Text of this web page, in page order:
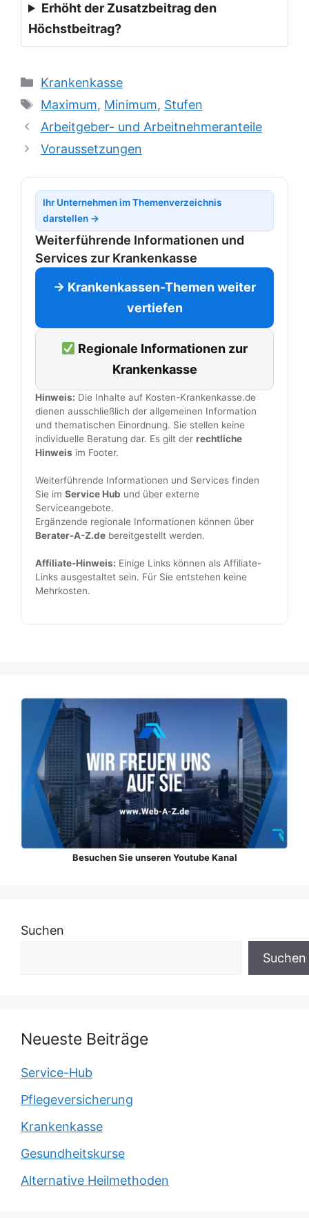
Erhöht der Zusatzbeitrag den
Höchstbeitrag?
Kategorien
Krankenkasse
Schlagwörter
Maximum, Minimum, Stufen
Arbeitgeber- und Arbeitnehmeranteile
Voraussetzungen
Ihr Unternehmen im Themenverzeichnis
darstellen →
Weiterführende Informationen und
Services zur Krankenkasse
→ Krankenkassen-Themen weiter
vertiefen
Regionale Informationen zur
Krankenkasse
Hinweis: Die Inhalte auf Kosten-Krankenkasse.de
dienen ausschließlich der allgemeinen Information
und thematischen Einordnung. Sie stellen keine
individuelle Beratung dar. Es gilt der rechtliche
Hinweis im Footer.
Weiterführende Informationen und Services finden
Sie im Service Hub und über externe
Serviceangebote.
Ergänzende regionale Informationen können über
Berater-A-Z.de bereitgestellt werden.
Affiliate-Hinweis: Einige Links können als Affiliate-
Links ausgestaltet sein. Für Sie entstehen keine
Mehrkosten.
Besuchen Sie unseren Youtube Kanal
Suchen
Suchen
Neueste Beiträge
Service-Hub
Pflegeversicherung
Krankenkasse
Gesundheitskurse
Alternative Heilmethoden